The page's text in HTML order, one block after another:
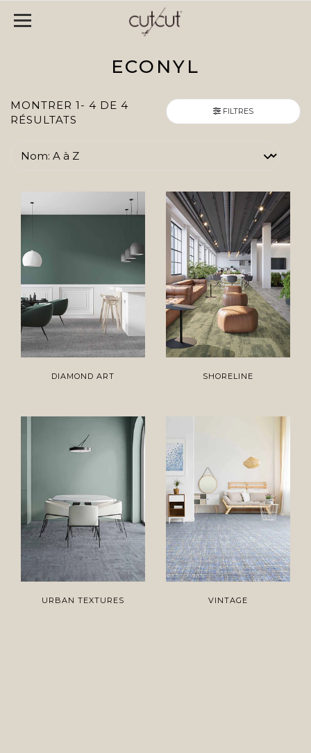
ECONYL
MONTRER 1- 4 DE 4
RÉSULTATS
FILTRES
DIAMOND ART SHORELINE
URBAN TEXTURES VINTAGE